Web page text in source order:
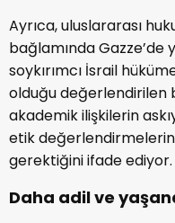
Ayrıca, uluslararası
bağlamında
soykırımcı İsrail
olduğu değerlendirilen
akademik ilişkilerin
etik değerlendirmelerin
gerektiğini ifade ediyor.
Daha adil ve